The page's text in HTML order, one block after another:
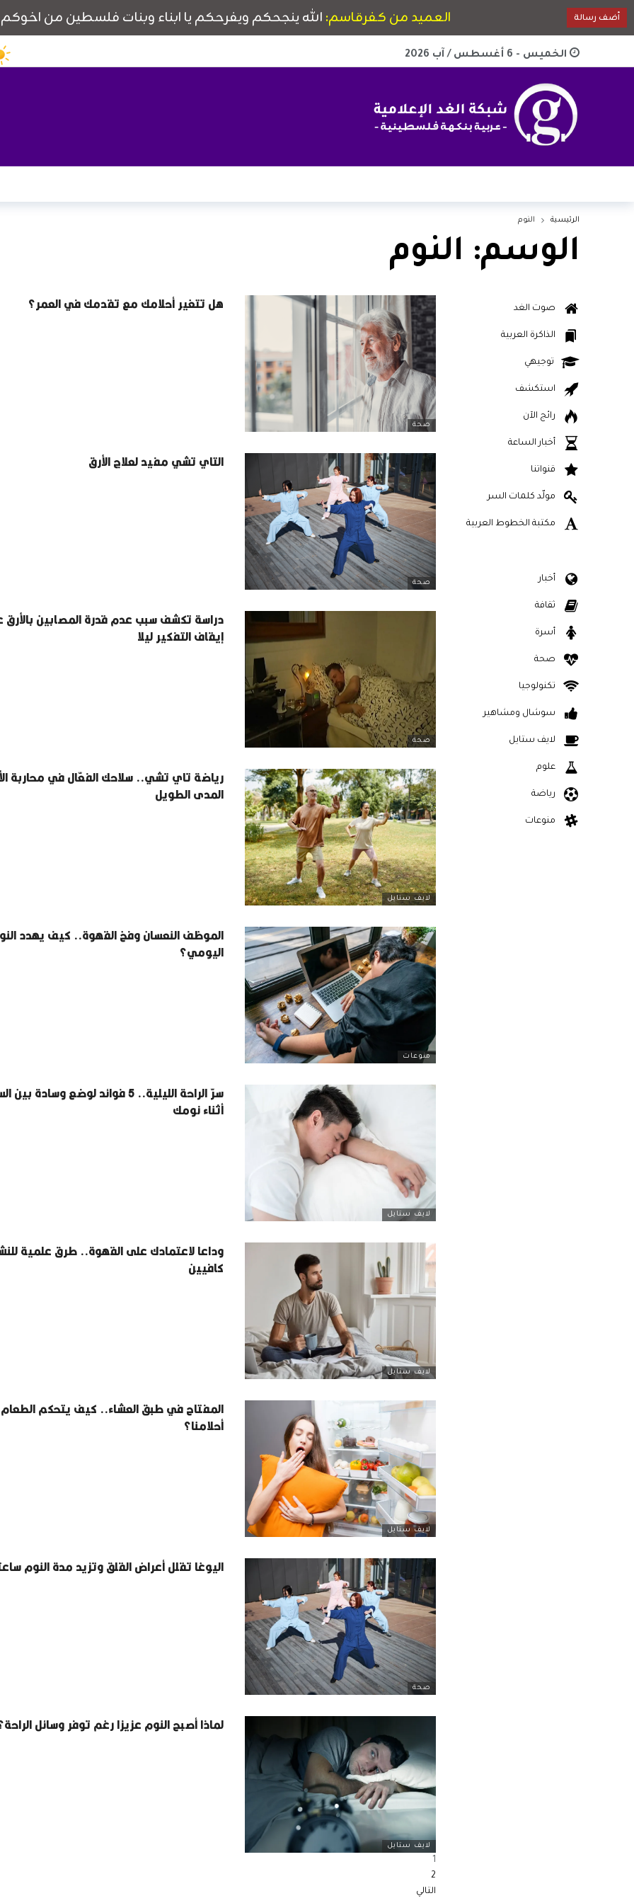
الخميس - 6 أغسطس / آب 2026
الرئيسية النوم
الوسم: النوم
صحة
هل تتغير أحلامك مع تقدمك في العمر؟
صحة
التاي تشي مفيد لعلاج الأرق
صحة
دراسة تكشف سبب عدم قدرة المصابين بالأرق
إيقاف التفكير ليلا
لايف ستايل
رياضة تاي تشي.. سلاحك الفعّال في محاربة
المدى الطويل
منوعات
الموظف النعسان وفخ القهوة.. كيف يهدد
اليومي؟
لايف ستايل
سرّ الراحة الليلية.. 5 فوائد لوضع وسادة
أثناء نومك
لايف ستايل
وداعا لاعتمادك على القهوة.. طرق علمية
كافيين
لايف ستايل
المفتاح في طبق العشاء.. كيف يتحكم
أحلامنا؟
صحة
اليوغا تقلل أعراض القلق وتزيد مدة النوم
لايف ستايل
لماذا أصبح النوم عزيزا رغم توفر وسائل
1
2
التالي
صوت الغد
الذاكرة العربية
توجيهي
استكشف
رائج الآن
أخبار الساعة
قنواتنا
مولّد كلمات السر
مكتبة الخطوط العربية
أخبار
ثقافة
أسرة
صحة
تكنولوجيا
سوشال ومشاهير
لايف ستايل
علوم
رياضة
منوعات